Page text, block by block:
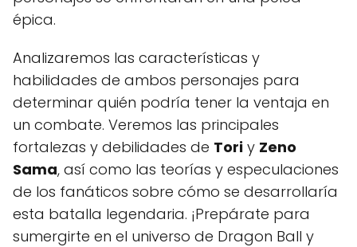
épica.
Analizaremos las características y
habilidades de ambos personajes para
determinar quién podría tener la ventaja en
un combate. Veremos las principales
fortalezas y debilidades de Tori y Zeno
Sama, así como las teorías y especulaciones
de los fanáticos sobre cómo se desarrollaría
esta batalla legendaria. ¡Prepárate para
sumergirte en el universo de Dragon Ball y